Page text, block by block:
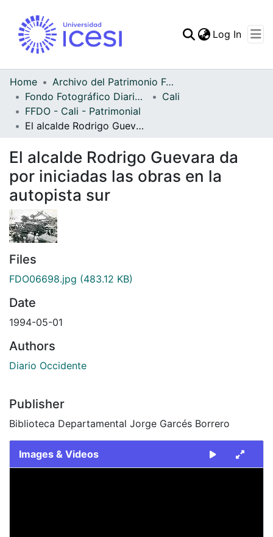
Statistics
Log In
Home
Archivo del Patrimonio Fotográfico y Fílmico del Valle del Cauca
Fondo Fotográfico Diario Occidente
Cali
FFDO - Cali - Patrimonial
El alcalde Rodrigo Guevara da por iniciadas las obras en la autopista sur
El alcalde Rodrigo Guevara da
por iniciadas las obras en la
autopista sur
Files
FDO06698.jpg (483.12 KB)
Date
1994-05-01
Authors
Diario Occidente
Publisher
Biblioteca Departamental Jorge Garcés Borrero
Images & Videos